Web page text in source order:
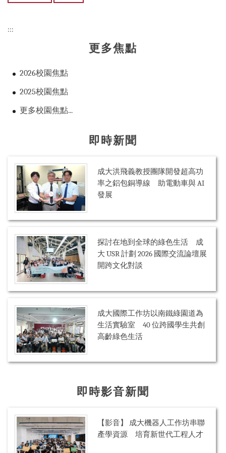
:::
更多焦點
2026校園焦點
2025校園焦點
更多校園焦點...
即時新聞
成大洪飛義教授團隊開發超高功
率之鋁包銅導線 助電動車與 AI
發展
探討在地到全球的綠色生活 成
大 USR 計劃 2026 國際交流論壇展
開跨文化對談
成大國際工作坊以南鐵綠園道為
生活實驗室 40 位跨國學生共創
高齡綠色生活
即時影音新聞
【影音】 成大機器人工作坊串聯
產學資源 培育新世代工程人才